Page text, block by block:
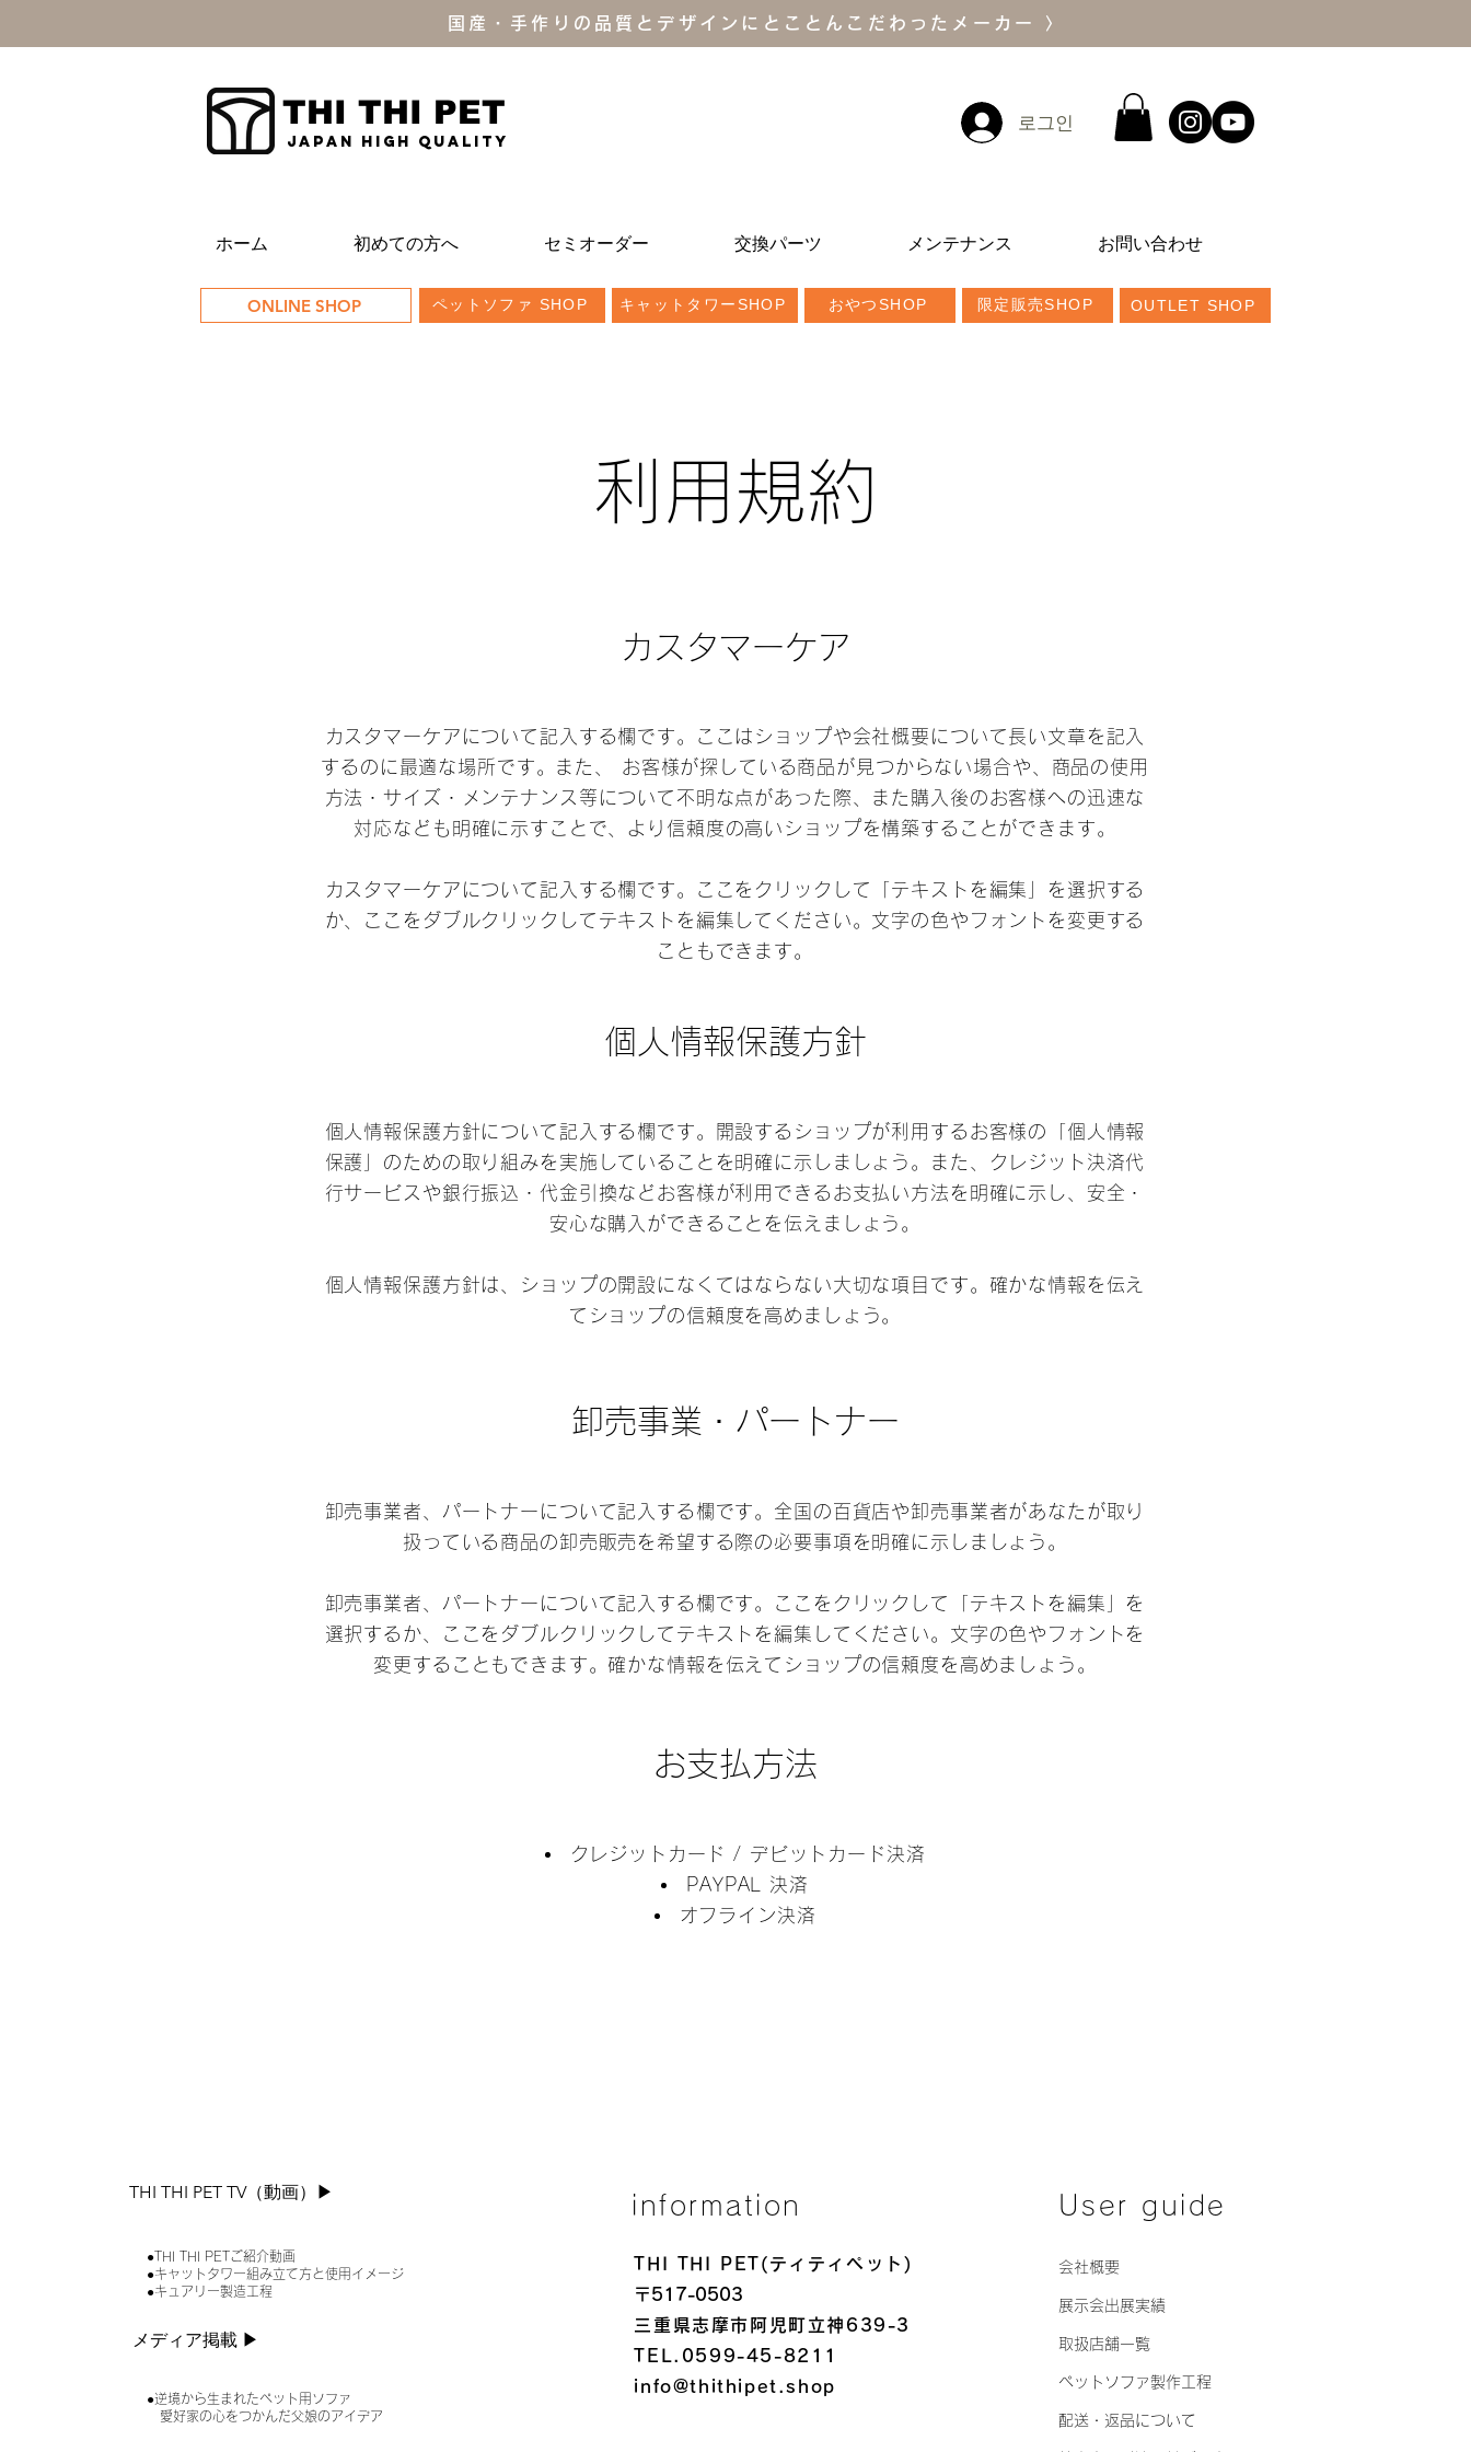
国産・手作りの品質とデザインにとことんこだわったメーカー 〉
THI THI PET
JAPAN high quality
로그인
ホーム 初めての方へ セミオーダー 交換パーツ メンテナンス お問い合わせ
ONLINE SHOP ペットソファ SHOP キャットタワーSHOP おやつSHOP 限定販売SHOP OUTLET SHOP
利用規約
カスタマーケア
カスタマーケアについて記入する欄です。ここはショップや会社概要について長い文章を記入
するのに最適な場所です。また、 お客様が探している商品が見つからない場合や、商品の使用
方法・サイズ・メンテナンス等について不明な点があった際、また購入後のお客様への迅速な
対応なども明確に示すことで、より信頼度の高いショップを構築することができます。
カスタマーケアについて記入する欄です。ここをクリックして「テキストを編集」を選択する
か、ここをダブルクリックしてテキストを編集してください。文字の色やフォントを変更する
こともできます。
個人情報保護方針
個人情報保護方針について記入する欄です。開設するショップが利用するお客様の「個人情報
保護」のための取り組みを実施していることを明確に示しましょう。また、クレジット決済代
行サービスや銀行振込・代金引換などお客様が利用できるお支払い方法を明確に示し、安全・
安心な購入ができることを伝えましょう。
個人情報保護方針は、ショップの開設になくてはならない大切な項目です。確かな情報を伝え
てショップの信頼度を高めましょう。
卸売事業・パートナー
卸売事業者、パートナーについて記入する欄です。全国の百貨店や卸売事業者があなたが取り
扱っている商品の卸売販売を希望する際の必要事項を明確に示しましょう。
卸売事業者、パートナーについて記入する欄です。ここをクリックして「テキストを編集」を
選択するか、ここをダブルクリックしてテキストを編集してください。文字の色やフォントを
変更することもできます。確かな情報を伝えてショップの信頼度を高めましょう。
お支払方法
クレジットカード / デビットカード決済
PAYPAL 決済
オフライン決済
THI THI PET TV（動画）▶︎
●THI THI PETご紹介動画
●キャットタワー組み立て方と使用イメージ
●キュアリー製造工程
メディア掲載 ▶︎
●逆境から生まれたペット用ソファ
愛好家の心をつかんだ父娘のアイデア
information
THI THI PET(ティティペット)
〒517-0503
三重県志摩市阿児町立神639-3
TEL.0599-45-8211
info@thithipet.shop
User guide
会社概要
展示会出展実績
取扱店舗一覧
ペットソファ製作工程
配送・返品について